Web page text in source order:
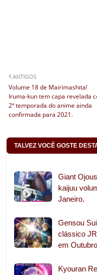
ANTIGOS
Volume 18 de Mairimashita!
Iruma-kun tem capa revelada
2ª temporada do anime ainda
confirmada para 2021.
TALVEZ VOCÊ GOSTE
Giant
kaijuu
Janeiro.
Gensou
clássico
em
Kyouran